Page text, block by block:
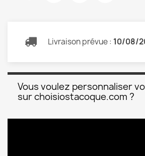
Livraison prévue : 10/08/
Vous voulez personnaliser
sur choisiostacoque.com ?